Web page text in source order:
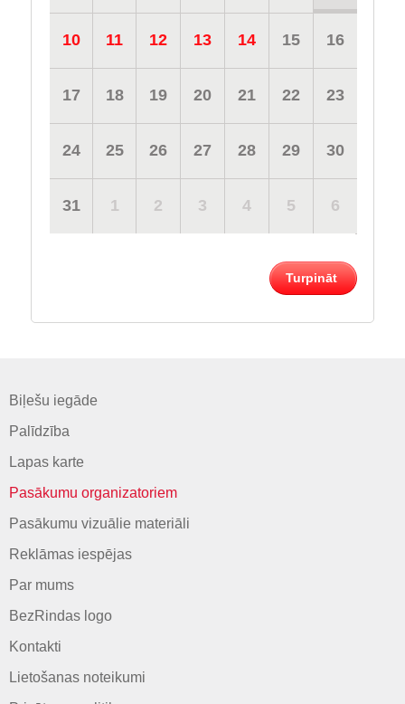
10 11 12 13 14 15 16
17 18 19 20 21 22 23
24 25 26 27 28 29 30
31 1 2 3 4 5 6
Turpināt
Biļešu iegāde
Palīdzība
Lapas karte
Pasākumu organizatoriem
Pasākumu vizuālie materiāli
Reklāmas iespējas
Par mums
BezRindas logo
Kontakti
Lietošanas noteikumi